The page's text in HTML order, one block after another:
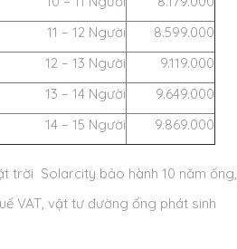
11 – 12 Người
8.599.000
12 – 13 Người
9.119.000
13 – 14 Người
9.649.000
14 – 15 Người 9.869.000
Solarcity bảo hành 10 năm ống,
VAT, vật tư đường ống phát sinh